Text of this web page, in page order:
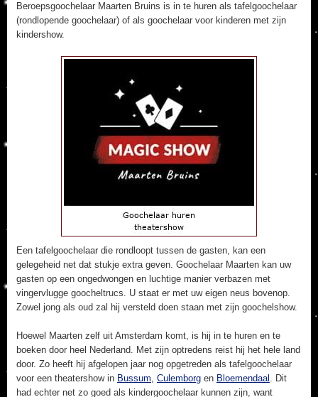
Beroepsgoochelaar Maarten Bruins is in te huren als tafelgoochelaar
(rondlopende goochelaar) of als goochelaar voor kinderen met zijn
kindershow.
Een tafelgoochelaar die rondloopt tussen de gasten, kan een
gelegeheid net dat stukje extra geven. Goochelaar Maarten kan uw
gasten op een ongedwongen en luchtige manier verbazen met
vingervlugge goocheltrucs. U staat er met uw eigen neus bovenop.
Zowel jong als oud zal hij versteld doen staan met zijn goochelshow.
Hoewel Maarten zelf uit Amsterdam komt, is hij in te huren en te
boeken door heel Nederland. Met zijn optredens reist hij het hele land
door. Zo heeft hij afgelopen jaar nog opgetreden als tafelgoochelaar
voor een theatershow in Bussum, Culemborg en Bloemendaal . Dit
had echter net zo goed als kindergoochelaar kunnen zijn, want